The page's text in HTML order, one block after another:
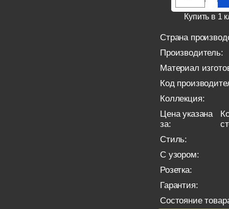
Купить в 1
Страна
Производитель:
Материал
Код
Коллекция:
Цена указана
за:
Стиль:
С узором:
Розетка:
Гарантия:
Состояние